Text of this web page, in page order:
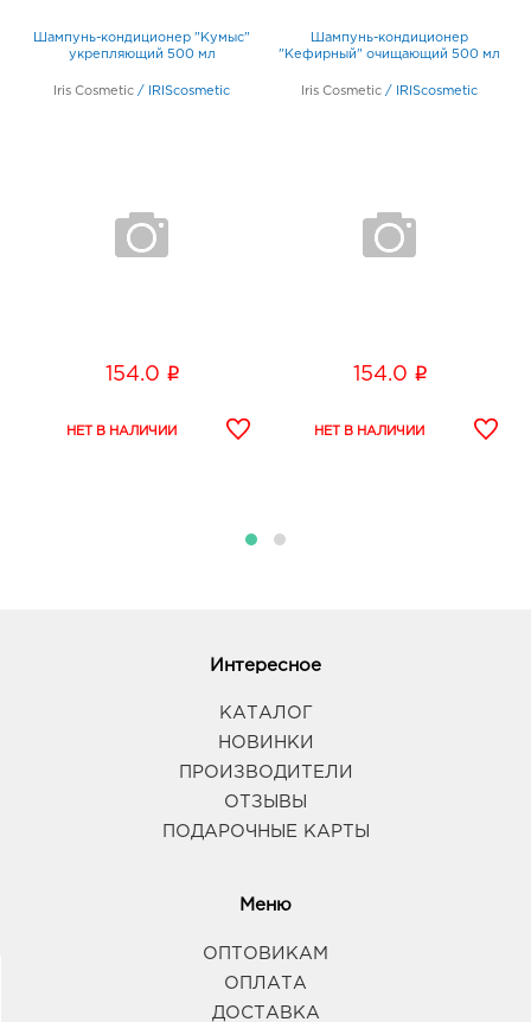
Шампунь-кондиционер "Кумыс"
укрепляющий 500 мл
Iris Cosmetic / IRIScosmetic
154.0 i
Шампунь-кондиционер
"Кефирный" очищающий 500 мл
Iris Cosmetic / IRIScosmetic
154.0 i
Интересное
КАТАЛОГ
НОВИНКИ
ПРОИЗВОДИТЕЛИ
ОТЗЫВЫ
ПОДАРОЧНЫЕ КАРТЫ
Меню
ОПТОВИКАМ
ОПЛАТА
ДОСТАВКА